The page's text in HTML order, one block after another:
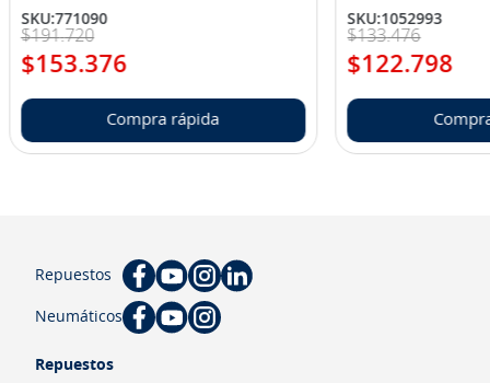
SKU:771090
$191.720
$153.376
Compra rápida
SKU:1052993
$133.476
$122.798
Repuestos
Neumáticos
Repuestos